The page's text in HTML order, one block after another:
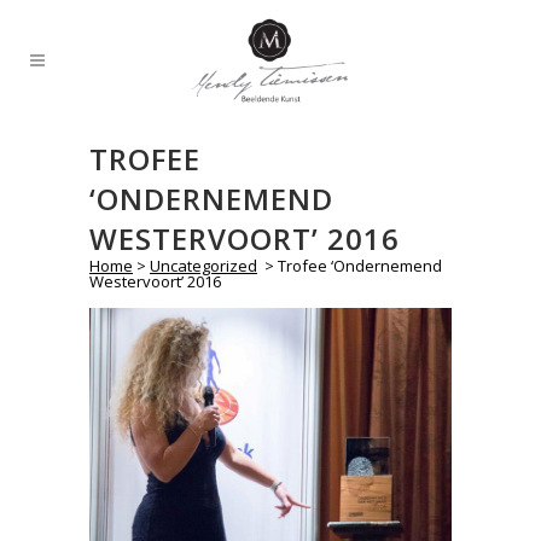
TROFEE
‘ONDERNEMEND
WESTERVOORT’ 2016
Home > Uncategorized > Trofee ‘Ondernemend
Westervoort’ 2016